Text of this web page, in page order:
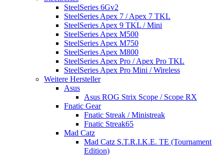
SteelSeries 6Gv2
SteelSeries Apex 7 / Apex 7 TKL
SteelSeries Apex 9 TKL / Mini
SteelSeries Apex M500
SteelSeries Apex M750
SteelSeries Apex M800
SteelSeries Apex Pro / Apex Pro TKL
SteelSeries Apex Pro Mini / Wireless
Weitere Hersteller
Asus
Asus ROG Strix Scope / Scope RX
Fnatic Gear
Fnatic Streak / Ministreak
Fnatic Streak65
Mad Catz
Mad Catz S.T.R.I.K.E. TE (Tournament
Edition)